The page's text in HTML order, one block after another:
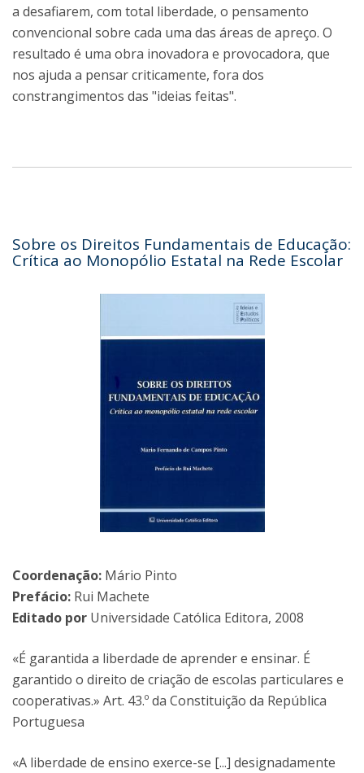
a desafiarem, com total liberdade, o pensamento
convencional sobre cada uma das áreas de apreço. O
resultado é uma obra inovadora e provocadora, que
nos ajuda a pensar criticamente, fora dos
constrangimentos das "ideias feitas".
Sobre os Direitos Fundamentais de Educação:
Crítica ao Monopólio Estatal na Rede Escolar
Coordenação: Mário Pinto
Prefácio: Rui Machete
Editado por Universidade Católica Editora, 2008
«É garantida a liberdade de aprender e ensinar. É
garantido o direito de criação de escolas particulares e
cooperativas.» Art. 43.º da Constituição da República
Portuguesa
«A liberdade de ensino exerce-se [...] designadamente